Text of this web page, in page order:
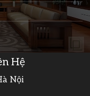
Hệ
Nội